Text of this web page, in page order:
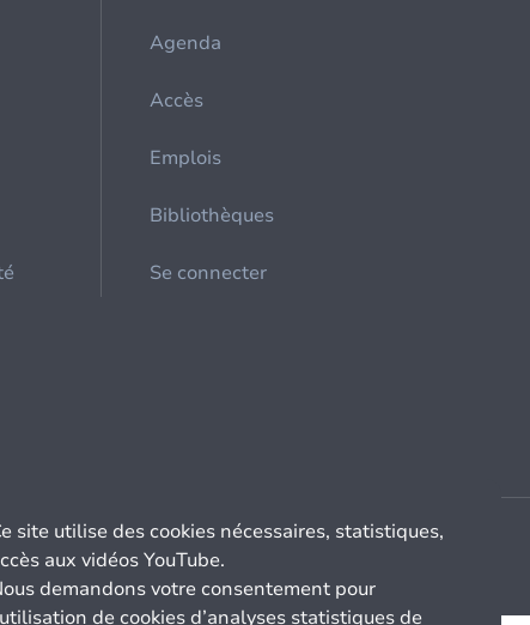
Agenda
Accès
Emplois
Bibliothèques
Se connecter
site utilise des cookies nécessaires, statistiques,
aux vidéos YouTube.
demandons votre consentement pour
de cookies d’analyses statistiques de